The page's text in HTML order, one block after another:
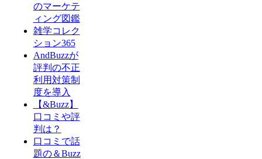
のマーケテ
ィング図鑑
雑学コレク
ション365
AndBuzzが
評判の不正
利用対策制
度を導入
【&Buzz】
口コミや評
判は？
口コミで話
題の＆Buzz